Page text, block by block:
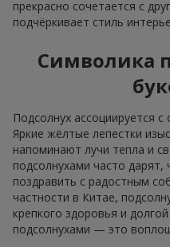
прекрасно сочетается с
подчёркивает стиль
Символика
Подсолнух ассоциируется
Яркие жёлтые лепестки
напоминают лучи тепла и
подсолнухами часто
поздравить с радостным
частности в Китае,
крепкого здоровья и
подсолнухами — это